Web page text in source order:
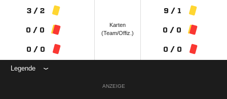
3 / 2
0 / 0
0 / 0
Karten
(Team/Offiz.)
9 / 1
0 / 0
0 / 0
Legende
ANZEIGE